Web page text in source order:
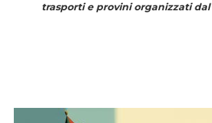
trasporti e provini organizzati dal